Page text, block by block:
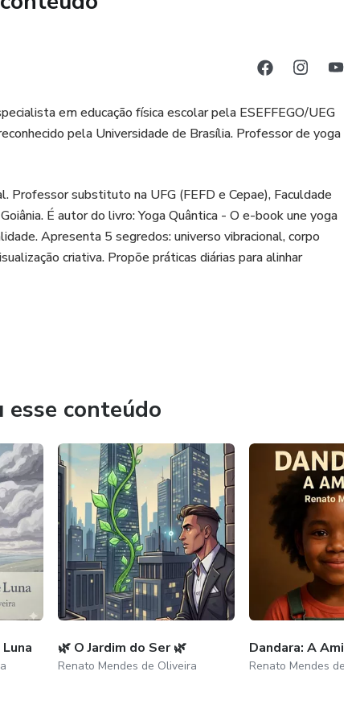
vitalidade e propósito.
expandir sua consciência, equilibrar suas energias e
interior e vibrar em harmonia com o universo, este e-
em educação física escolar pela ESEFFEGO/UEG
pela Universidade de Brasília. Professor de yoga
Professor substituto na UFG (FEFD e Cepae), Faculdade
É autor do livro: Yoga Quântica - O e-book une yoga
Apresenta 5 segredos: universo vibracional, corpo
criativa. Propõe práticas diárias para alinhar
conteúdo
🌿 O Jardim do Ser 🌿
Renato Mendes de Oliveira
Dandara: A Amiga
Renato Mendes de